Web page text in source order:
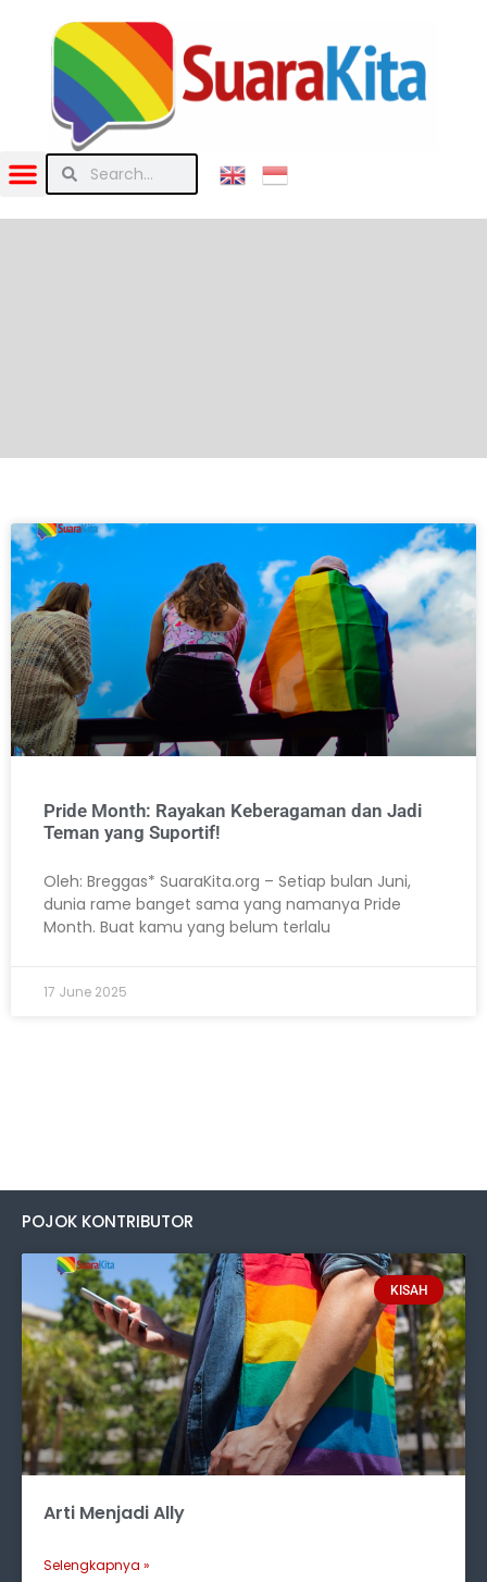
Pride Month: Rayakan Keberagaman dan Jadi
Teman yang Suportif!
Oleh: Breggas* SuaraKita.org – Setiap bulan Juni,
dunia rame banget sama yang namanya Pride
Month. Buat kamu yang belum terlalu
17 June 2025
POJOK KONTRIBUTOR
KISAH
Arti Menjadi Ally
Selengkapnya »